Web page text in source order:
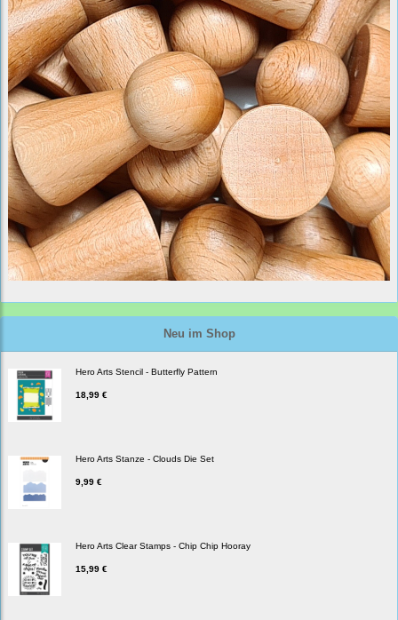
Neu im Shop
Hero Arts Stencil - Butterfly Pattern
18,99 €
Hero Arts Stanze - Clouds Die Set
9,99 €
Hero Arts Clear Stamps - Chip Chip Hooray
15,99 €